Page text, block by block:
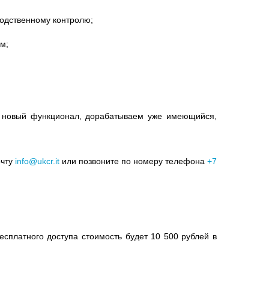
контролю;
функционал, дорабатываем уже имеющийся,
info@ukcr.itили позвоните по номеру телефона+7
доступа стоимость будет 10 500 рублей в